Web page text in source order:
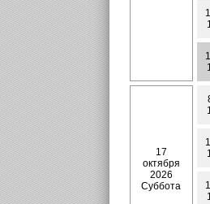
17
октября
2026
Суббота